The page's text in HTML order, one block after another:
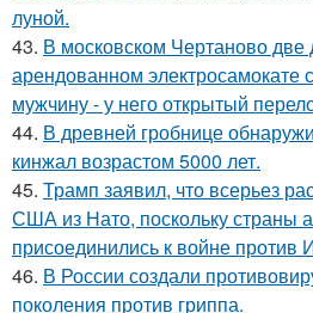
луной.
43. В московском Чертаново две
арендованном электросамокате
мужчину - у него открытый
44. В древней гробнице
кинжал возрастом 5000 лет.
45. Трамп заявил, что всерьез
США из Нато, поскольку страны
присоединились к войне против
46. В России создали
поколения против гриппа.